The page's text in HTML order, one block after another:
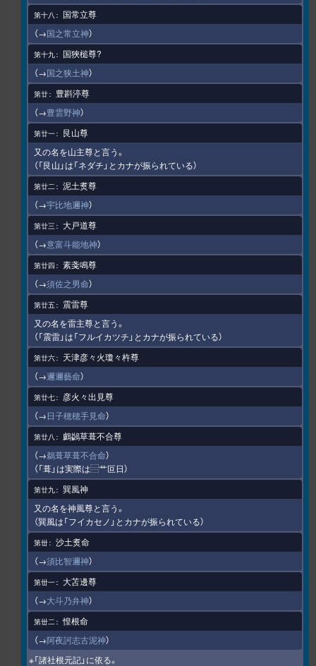
国常立尊
（→国之常立神）
国狹槌尊?
（→国之狭土神）
豊斟渟尊
（→豊雲野神）
艮山尊
又の名を山主尊と言う。
（「艮山」は「ネダチ」とカナが振られている）
泥土煑尊
（→宇比地邇神）
大戸道尊
（→意富斗能地神）
素戔鳴尊
（→須佐之男命）
震雷尊
又の名を雷主尊と言う。
（「震雷」は「フルイカツチ」とカナが振られている）
天津彦々火瓊々杵尊
（→邇邇藝命）
彦火々出見尊
（→日子穂穂手見命）
鸕鷁草葺不合尊
（→鵜葺草葺不合命）
（「葺」は実際は⿳艹叵日）
巽風神
又の名を神風尊と言う。
（巽風は「フイカセノ」とカナが振られている）
沙土煑命
（→須比智邇神）
大苫邊尊
（→大斗乃弁神）
惶根命
（→阿夜訶志古泥神）
※「諸社根元記」に依る。